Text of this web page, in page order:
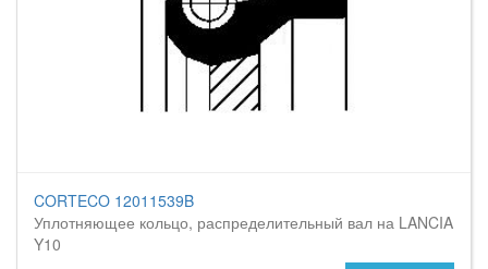
CORTECO 12011539B
Уплотняющее кольцо, распределительный вал на LANCIA
Y10